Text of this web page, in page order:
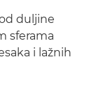
duljine
sferama
i lažnih